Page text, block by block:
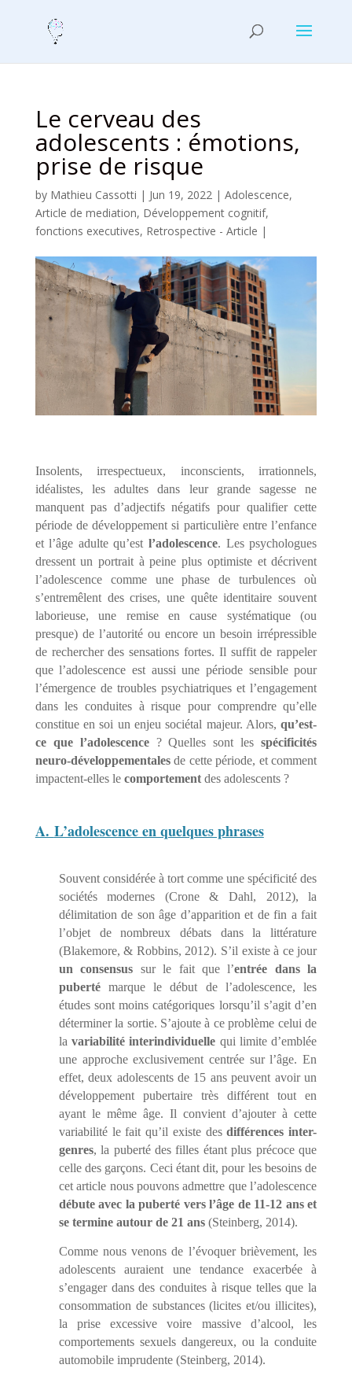
Le cerveau des
adolescents : émotions,
prise de risque
by Mathieu Cassotti | Jun 19, 2022| Adolescence,
Article de mediation, Développement cognitif,
fonctions executives, Retrospective - Article |
Insolents, irrespectueux, inconscients, irrationnels,
idéalistes, les adultes dans leur grande sagesse ne
manquent pas d’adjectifs négatifs pour qualifier cette
période de développement si particulière entre l’enfance
et l’âge adulte qu’estl’adolescence. Les psychologues
dressent un portrait à peine plus optimiste et décrivent
l’adolescence comme une phase de turbulences où
s’entremêlent des crises, une quête identitaire souvent
laborieuse, une remise en cause systématique (ou
presque) de l’autorité ou encore un besoin irrépressible
de rechercher des sensations fortes. Il suffit de rappeler
que l’adolescence est aussi une période sensible pour
l’émergence de troubles psychiatriques et l’engagement
dans les conduites à risque pour comprendre qu’elle
constitue en soi un enjeu sociétal majeur. Alors,qu’est-
ce que l’adolescence? Quelles sont lesspécificités
neuro-développementalesde cette période, et comment
impactent-elles le comportementdes adolescents ?
A. L’adolescence en quelques phrases
Souvent considérée à tort comme une spécificité des
sociétés modernes (Crone & Dahl, 2012), la
délimitation de son âge d’apparition et de fin a fait
l’objet de nombreux débats dans la littérature
(Blakemore, & Robbins, 2012). S’il existe à ce jour
un consensus sur le fait que l’entrée dans la
pubertémarque le début de l’adolescence, les
études sont moins catégoriques lorsqu’il s’agit d’en
déterminer la sortie. S’ajoute à ce problème celui de
lavariabilité interindividuelle qui limite d’emblée
une approche exclusivement centrée sur l’âge. En
effet, deux adolescents de 15 ans peuvent avoir un
développement pubertaire très différent tout en
ayant le même âge. Il convient d’ajouter à cette
variabilité le fait qu’il existe desdifférences inter-
genres, la puberté des filles étant plus précoce que
celle des garçons. Ceci étant dit, pour les besoins de
cet article nous pouvons admettre que l’adolescence
débute avec la puberté vers l’âge de 11-12 ans et
se termine autour de 21 ans(Steinberg, 2014).
Comme nous venons de l’évoquer brièvement, les
adolescents auraient une tendance exacerbée à
s’engager dans des conduites à risque telles que la
consommation de substances (licites et/ou illicites),
la prise excessive voire massive d’alcool, les
comportements sexuels dangereux, ou la conduite
automobile imprudente (Steinberg, 2014).